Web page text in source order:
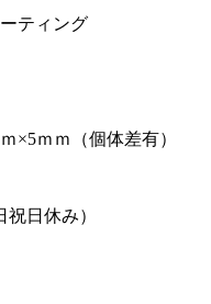
ティング
×5ｍｍ（個体差有）
日休み）